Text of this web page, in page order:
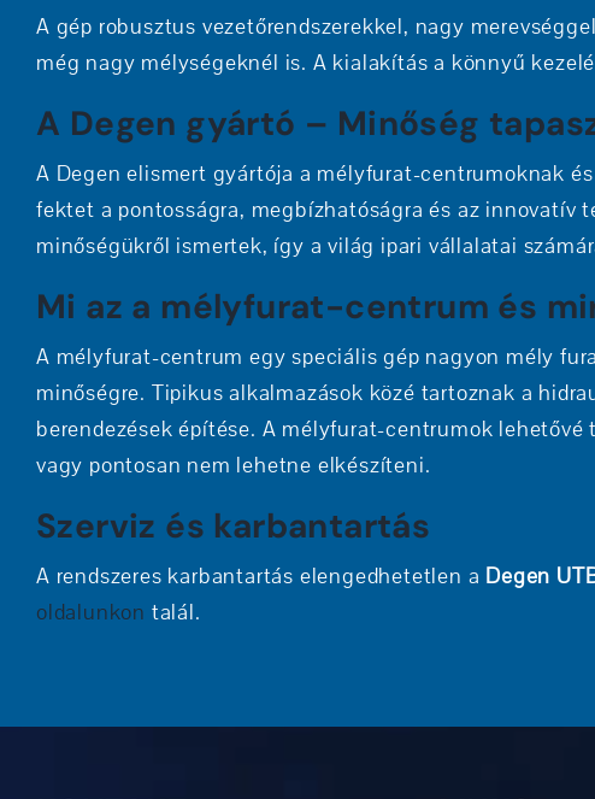
A gép robusztus vezetőrendszerekkel, nagy
még nagy mélységeknél is. A kialakítás a könnyű
A Degen gyártó – Minőség
A Degen elismert gyártója a mélyfurat-centrumoknak
fektet a pontosságra, megbízhatóságra és az
minőségükről ismertek, így a világ ipari vállalatai
Mi az a mélyfurat-centrum és
A mélyfurat-centrum egy speciális gép nagyon mély
minőségre. Tipikus alkalmazások közé tartoznak a
berendezések építése. A mélyfurat-centrumok
vagy pontosan nem lehetne elkészíteni.
Szerviz és karbantartás
A rendszeres karbantartás elengedhetetlen a Degen
oldalunkon talál.